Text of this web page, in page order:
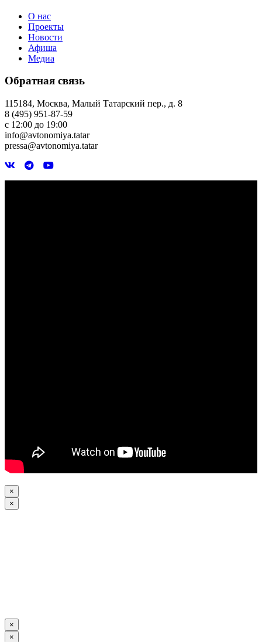
О нас
Проекты
Новости
Афиша
Медиа
Обратная связь
115184, Москва, Малый Татарский пер., д. 8
8 (495) 951-87-59
с 12:00 до 19:00
info@avtonomiya.tatar
pressa@avtonomiya.tatar
×
×
×
×